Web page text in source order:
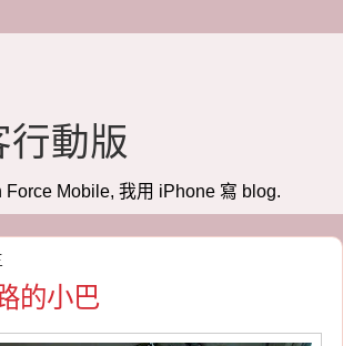
行動版
Force Mobile, 我用 iPhone 寫 blog.
的小巴